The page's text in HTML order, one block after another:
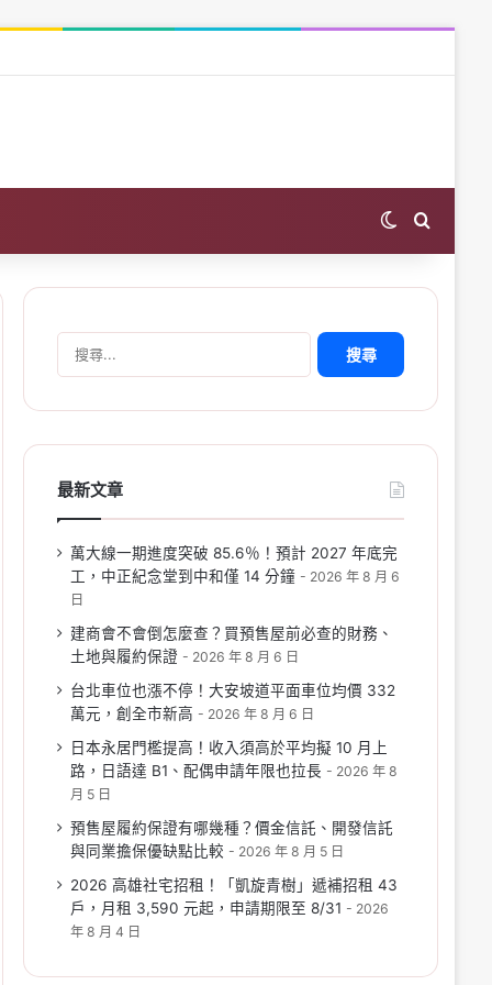
Switch skin
搜
鍵
最新文章
萬大線一期進度突破 85.6％！預計 2027 年底完
工，中正紀念堂到中和僅 14 分鐘
2026 年 8 月 6
日
建商會不會倒怎麼查？買預售屋前必查的財務、
土地與履約保證
2026 年 8 月 6 日
台北車位也漲不停！大安坡道平面車位均價 332
萬元，創全市新高
2026 年 8 月 6 日
日本永居門檻提高！收入須高於平均擬 10 月上
路，日語達 B1、配偶申請年限也拉長
2026 年 8
月 5 日
預售屋履約保證有哪幾種？價金信託、開發信託
與同業擔保優缺點比較
2026 年 8 月 5 日
2026 高雄社宅招租！「凱旋青樹」遞補招租 43
戶，月租 3,590 元起，申請期限至 8/31
2026
年 8 月 4 日